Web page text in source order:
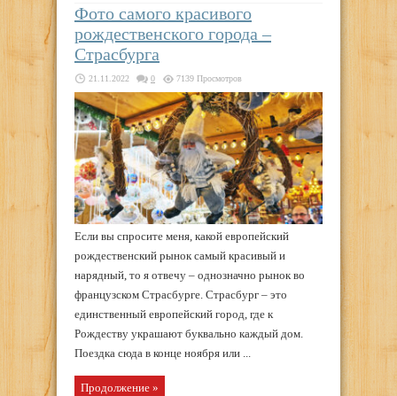
Фото самого красивого
рождественского города –
Страсбурга
21.11.2022 0 7139 Просмотров
Если вы спросите меня, какой европейский
рождественский рынок самый красивый и
нарядный, то я отвечу – однозначно рынок во
французском Страсбурге. Страсбург – это
единственный европейский город, где к
Рождеству украшают буквально каждый дом.
Поездка сюда в конце ноября или ...
Продолжение »